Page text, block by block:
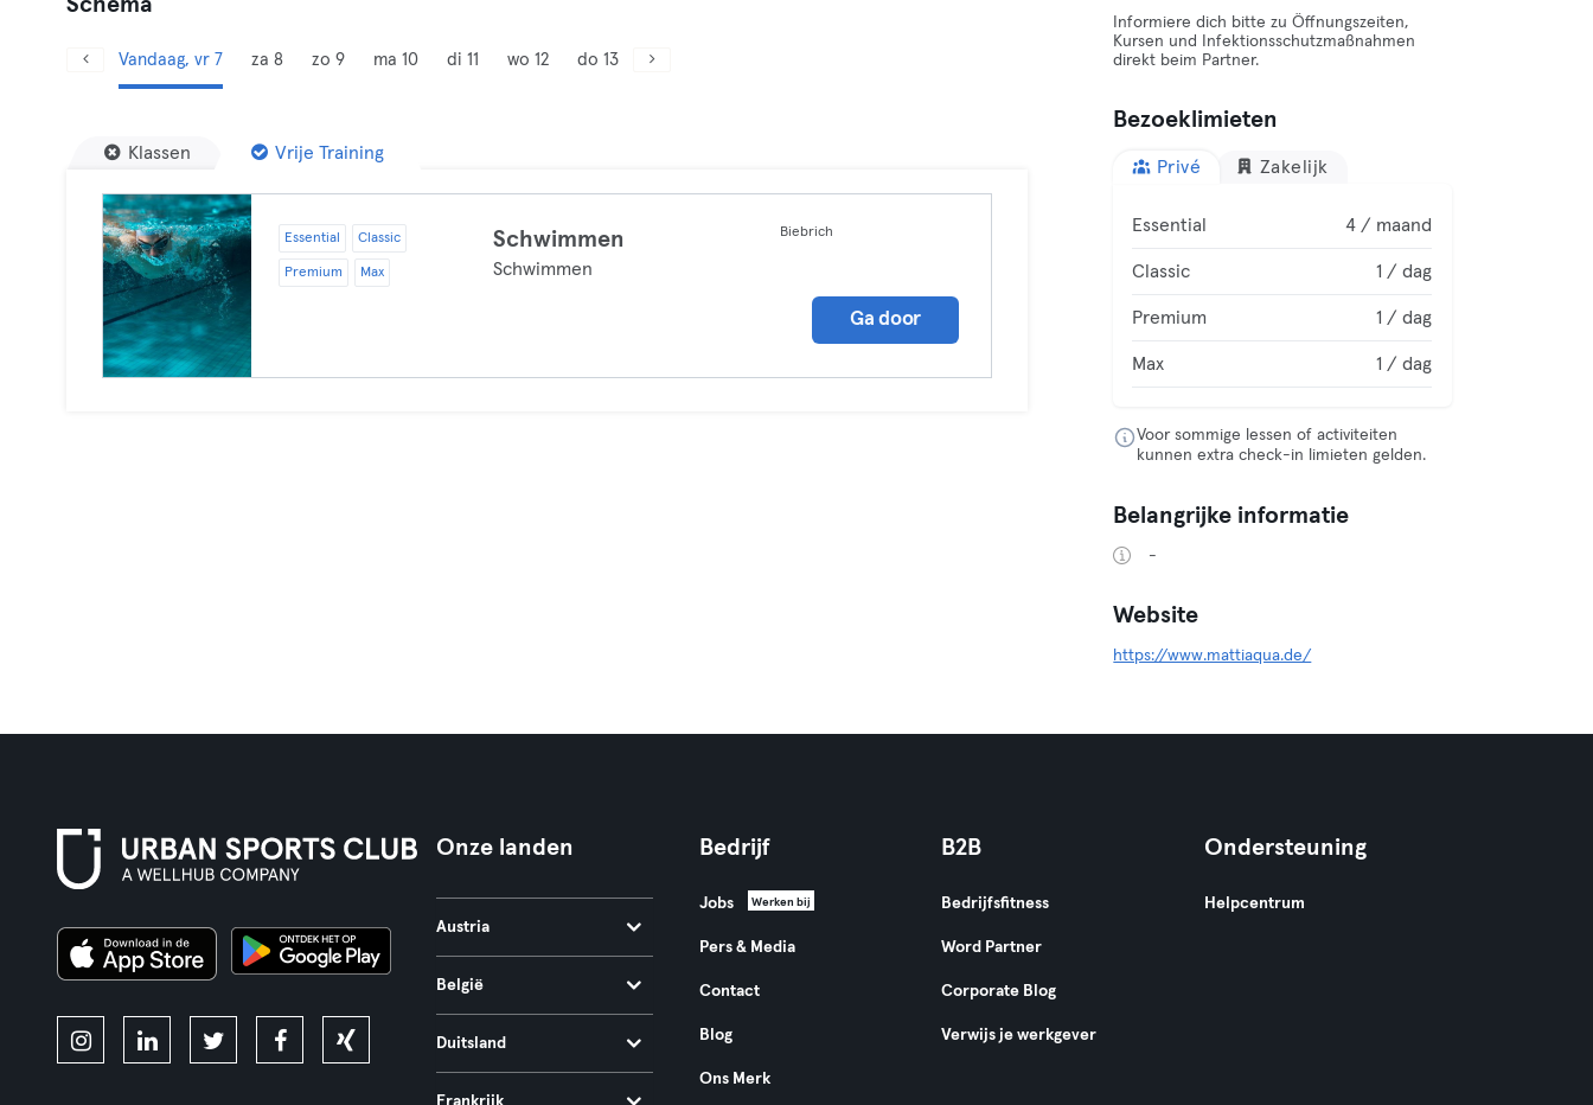
Schema
Vandaag, vr 7 za 8 zo 9 ma 10 di 11 wo 12 do 13
Klassen Vrije Training
Essential Classic
Premium Max
Schwimmen
Schwimmen
Biebrich
Ga door
Informiere dich bitte zu Öffnungszeiten,
Kursen und Infektionsschutzmaßnahmen
direkt beim Partner.
Bezoeklimieten
Privé Zakelijk
Essential 4 / maand
Classic 1 / dag
Premium 1 / dag
Max 1 / dag
Voor sommige lessen of activiteiten
kunnen extra check-in limieten gelden.
Belangrijke informatie
-
Website
https://www.mattiaqua.de/
Onze landen
Austria
België
Duitsland
Frankrijk
Bedrijf
Jobs Werken bij
Pers & Media
Contact
Blog
Ons Merk
B2B
Bedrijfsfitness
Word Partner
Corporate Blog
Verwijs je werkgever
Ondersteuning
Helpcentrum